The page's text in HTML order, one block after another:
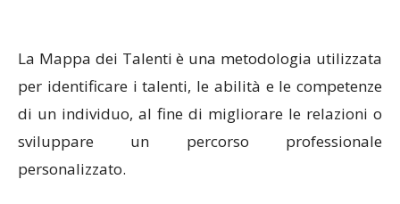
La Mappa dei Talenti è una metodologia utilizzata
per identificare i talenti, le abilità e le competenze
di un individuo, al fine di migliorare le relazioni o
sviluppare un percorso professionale
personalizzato.